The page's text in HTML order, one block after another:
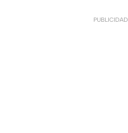
PUBLICIDAD